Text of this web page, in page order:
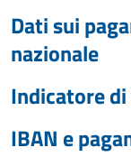
Dati sui
nazionale
Indicatore
IBAN e